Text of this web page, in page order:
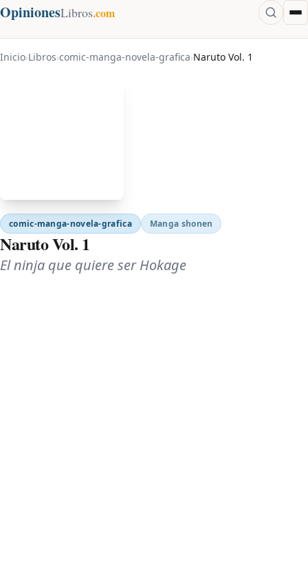
OpinionesLibros.com
Inicio›Libros›comic-manga-novela-grafica›Naruto Vol. 1
comic-manga-novela-grafica Manga shonen
Naruto Vol. 1
El ninja que quiere ser Hokage